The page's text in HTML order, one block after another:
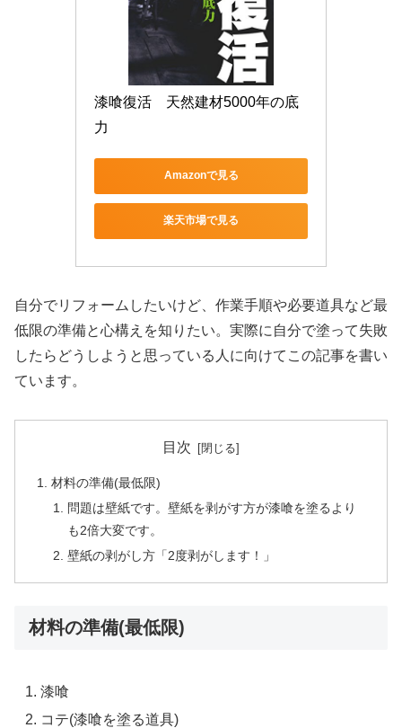
漆喰復活　天然建材5000年の底
力
Amazonで見る
楽天市場で見る
自分でリフォームしたいけど、作業手順や必要道具など最
低限の準備と心構えを知りたい。実際に自分で塗って失敗
したらどうしようと思っている人に向けてこの記事を書い
ています。
目次
材料の準備(最低限)
問題は壁紙です。壁紙を剥がす方が漆喰を塗るより
も2倍大変です。
壁紙の剥がし方「2度剥がします！」
材料の準備(最低限)
漆喰
コテ(漆喰を塗る道具)